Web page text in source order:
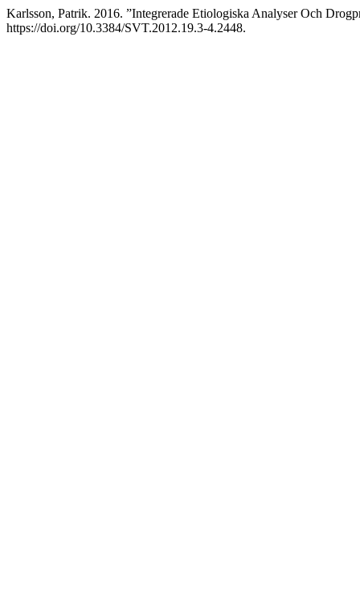
Karlsson, Patrik. 2016. ”Integrerade Etiologiska Analyser Och
https://doi.org/10.3384/SVT.2012.19.3-4.2448.